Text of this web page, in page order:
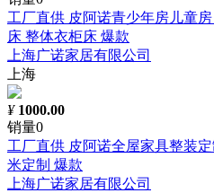
工厂直供 皮阿诺青少年房儿童
床 整体衣柜床 爆款
上海广诺家居有限公司
上海
¥ 1000.00
销量0
工厂直供 皮阿诺全屋家具整装
米定制 爆款
上海广诺家居有限公司